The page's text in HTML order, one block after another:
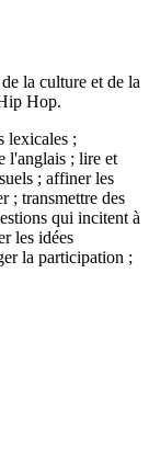
la culture et de la
Hop.
lexicales ;
l'anglais ; lire et
; affiner les
; transmettre des
qui incitent à
les idées
la participation ;